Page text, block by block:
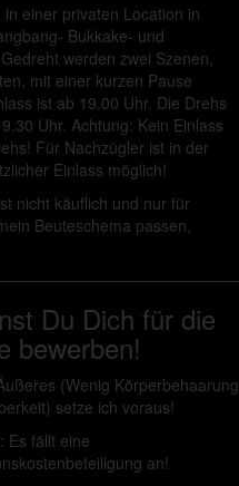
einer privaten Location in
Bukkake- und
werden zwei Szenen,
mit einer kurzen Pause
ist ab 19.00 Uhr. Die Drehs
Uhr. Achtung: Kein Einlass
Für Nachzügler ist in der
Einlass möglich!
nicht käuflich und nur für
Beuteschema passen,
Du Dich für die
bewerben!
(Wenig Körperbehaarung,
setze ich voraus!
Es fällt eine
an!